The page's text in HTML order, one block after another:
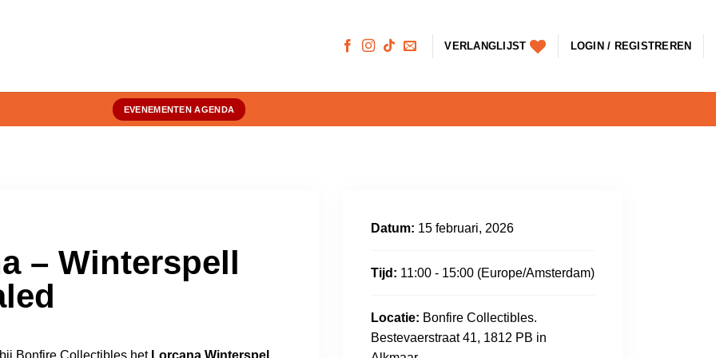
VERLANGLIJST LOGIN / REGISTREREN
EVENEMENTEN AGENDA
– Winterspell
Bonfire Collectibles het Lorcana Winterspel
Datum: 15 februari, 2026
Tijd: 11:00 - 15:00 (Europe/Amsterdam)
Locatie: Bonfire Collectibles.
Bestevaerstraat 41, 1812 PB in